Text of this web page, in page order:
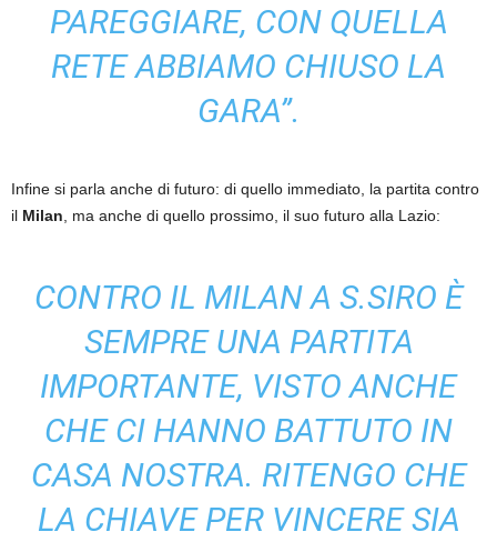
PAREGGIARE, CON QUELLA
RETE ABBIAMO CHIUSO LA
GARA”.
Infine si parla anche di futuro: di quello immediato, la partita contro
il Milan , ma anche di quello prossimo, il suo futuro alla Lazio:
CONTRO IL MILAN A S.SIRO È
SEMPRE UNA PARTITA
IMPORTANTE, VISTO ANCHE
CHE CI HANNO BATTUTO IN
CASA NOSTRA. RITENGO CHE
LA CHIAVE PER VINCERE SIA